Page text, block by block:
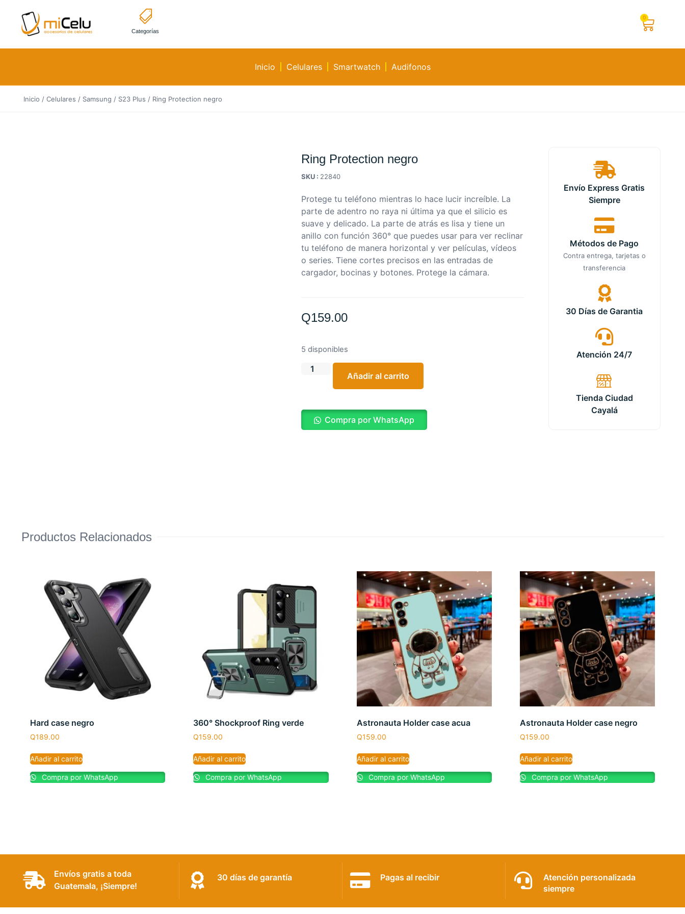
Categorías
0
Inicio Celulares Smartwatch Audifonos
Inicio / Celulares / Samsung / S23 Plus / Ring Protection negro
Ring Protection negro
SKU : 22840
Protege tu teléfono mientras lo hace lucir increíble. La
parte de adentro no raya ni última ya que el silicio es
suave y delicado. La parte de atrás es lisa y tiene un
anillo con función 360° que puedes usar para ver reclinar
tu teléfono de manera horizontal y ver películas, vídeos
o series. Tiene cortes precisos en las entradas de
cargador, bocinas y botones. Protege la cámara.
Q159.00
5 disponibles
Añadir al carrito
Compra por WhatsApp
Envío Express Gratis
Siempre
Métodos de Pago
Contra entrega, tarjetas o
transferencia
30 Días de Garantia
Atención 24/7
Tienda Ciudad
Cayalá
Productos Relacionados
Hard case negro
Q189.00
Añadir al carrito
Compra por WhatsApp
360° Shockproof Ring verde
Q159.00
Añadir al carrito
Compra por WhatsApp
Astronauta Holder case acua
Q159.00
Añadir al carrito
Compra por WhatsApp
Astronauta Holder case negro
Q159.00
Añadir al carrito
Compra por WhatsApp
Envíos gratis a toda
Guatemala, ¡Siempre!
30 días de garantía Pagas al recibir
Atención personalizada
siempre